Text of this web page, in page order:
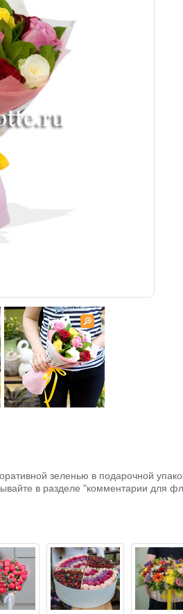
зеленью в подарочной
в разделе "комментарии для